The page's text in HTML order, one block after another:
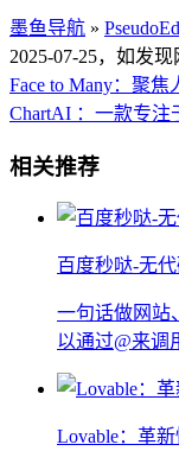
墨鱼导航 »
2025-07-25，如发
Face to Many：聚
ChartAI ：一款专
相关推荐
百度秒哒-无
一句话做网站
以通过@来调
Lovable：革